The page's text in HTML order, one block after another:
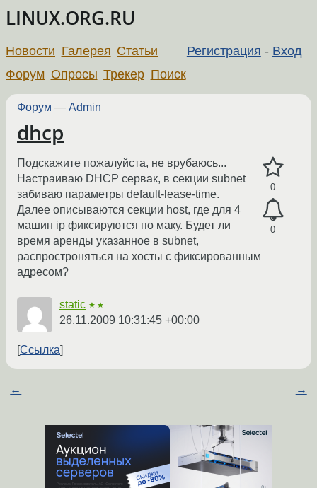
LINUX.ORG.RU
Регистрация - Вход
Новости Галерея Статьи
Форум Опросы Трекер Поиск
Форум — Admin
dhcp
0
0
Подскажите пожалуйста, не врубаюсь...
Настраиваю DHCP сервак, в секции subnet
забиваю параметры default-lease-time.
Далее описываются секции host, где для 4
машин ip фиксируются по маку. Будет ли
время аренды указанное в subnet,
распростроняться на хосты с фиксированным
адресом?
static ★★
26.11.2009 10:31:45 +00:00
Ссылка
← →